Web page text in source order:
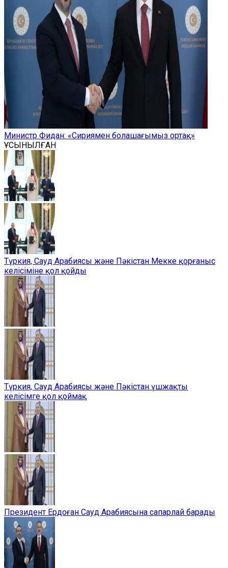
Министр Фидан: «Сириямен болашағымыз ортақ»
ҰСЫНЫЛҒАН
Түркия, Сауд Арабиясы және Пәкістан Мекке қорғаныс
келісіміне қол қойды
Түркия, Сауд Арабиясы және Пәкістан үшжақты
келісімге қол қоймақ
Президент Ердоған Сауд Арабиясына сапарлай барады